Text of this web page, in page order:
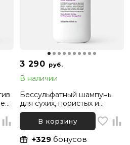
3 290 руб.
В наличии
Бессульфатный шампунь
для сухих, пористых и
поврежденных волос Dr.
Forhair Folligen Silk
Shampoo, 300 мл
В корзину
+329 бонусов